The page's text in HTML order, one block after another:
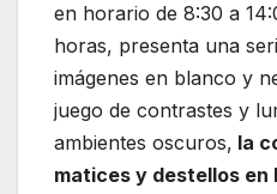
en horario de 8:30 a
horas, presenta una
imágenes en blanco y
juego de contrastes y
ambientes oscuros, la
matices y destellos en